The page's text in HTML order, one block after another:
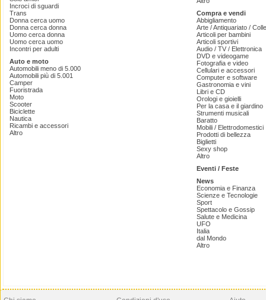
Incroci di sguardi
Trans
Donna cerca uomo
Donna cerca donna
Uomo cerca donna
Uomo cerca uomo
Incontri per adulti
Auto e moto
Automobili meno di 5.000
Automobili più di 5.001
Camper
Fuoristrada
Moto
Scooter
Biciclette
Nautica
Ricambi e accessori
Altro
Compra e vendi
Abbigliamento
Arte / Antiquariato /
Articoli per bambini
Articoli sportivi
Audio / TV / Elettronica
DVD e videogame
Fotografia e video
Cellulari e accessori
Computer e software
Gastronomia e vini
Libri e CD
Orologi e gioielli
Per la casa e il giardino
Strumenti musicali
Baratto
Mobili / Elettrodomestici
Prodotti di bellezza
Biglietti
Sexy shop
Altro
Eventi / Feste
News
Economia e Finanza
Scienze e Tecnologie
Sport
Spettacolo e Gossip
Salute e Medicina
UFO
Italia
dal Mondo
Altro